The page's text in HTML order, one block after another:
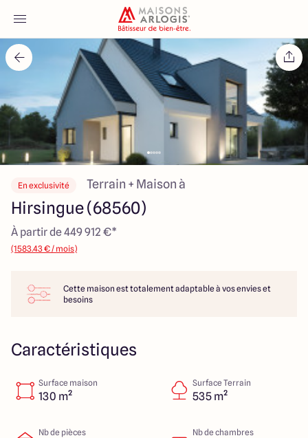
Accueil
Nos maisons
Nos annonces
Votre projet
Qui sommes-nous
Maisons ARLOGIS Alsace
Sélestat
Strasbourg
En exclusivité Terrain + Maison à
Hirsingue (68560)
À partir de 449 912 €*
(1583.43 € / mois)
Cette maison est totalement adaptable à vos envies et
besoins
Caractéristiques
Surface maison
130 m²
Surface Terrain
535 m²
Nb de pièces Nb de chambres